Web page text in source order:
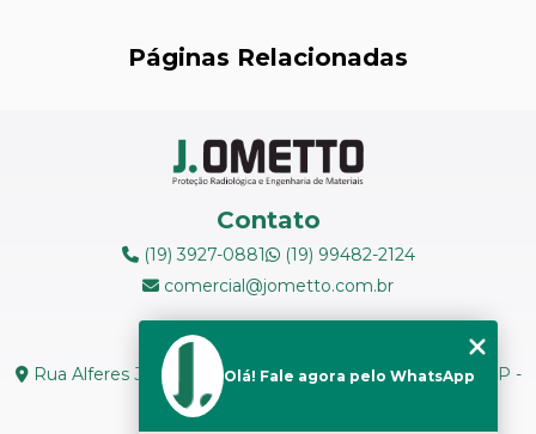
MANUTENÇÃO DE MEDIDORES DE RADIAÇÃO
MEDIÇÃO DE FERRITA
RÉPLICAS METALOGRÁFICAS
Páginas Relacionadas
Contato
(19) 3927-0881
(19) 99482-2124
comercial@jometto.com.br
Endereço
Rua Alferes José Caetano, N 1665 - Centro Piracicaba - SP -
CEP: 13400-126
Seg. a Sex: 8h ás 18h
Olá! Fale agora pelo WhatsApp